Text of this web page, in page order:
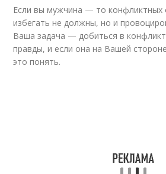
Если вы мужчина — то конфликтных
избегать не должны, но и
Ваша задача — добиться в
правды, и если она на Вашей
это понять.